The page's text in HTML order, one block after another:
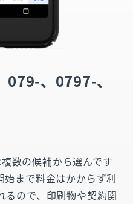
、0797-、
数の候補から選んです
始まで料金はかからず利
るので、印刷物や契約関